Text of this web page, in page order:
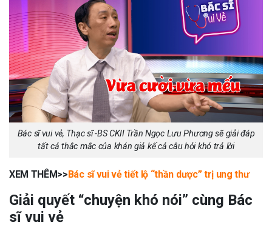
Bác sĩ vui vẻ, Thạc sĩ -BS CKII Trần Ngọc Lưu Phương sẽ giải đáp
tất cả thắc mắc của khán giả kế cả câu hỏi khó trả lời
XEM THÊM>> Bác sĩ vui vẻ tiết lộ “thần dược” trị ung thư
Giải quyết “chuyện khó nói” cùng Bác
sĩ vui vẻ